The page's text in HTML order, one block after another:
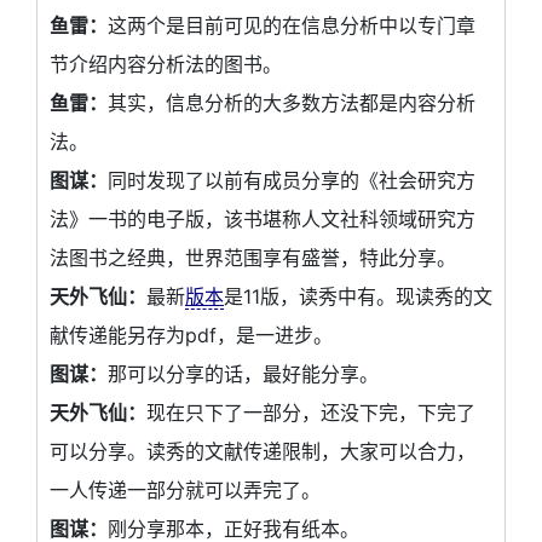
鱼雷： 这两个是目前可见的在信息分析中以专门章
节介绍内容分析法的图书。
鱼雷： 其实，信息分析的大多数方法都是内容分析
法。
图谋： 同时发现了以前有成员分享的《社会研究方
法》一书的电子版，该书堪称人文社科领域研究方
法图书之经典，世界范围享有盛誉，特此分享。
天外飞仙： 最新版本是11版，读秀中有。现读秀的文
献传递能另存为pdf，是一进步。
图谋： 那可以分享的话，最好能分享。
天外飞仙： 现在只下了一部分，还没下完，下完了
可以分享。读秀的文献传递限制，大家可以合力，
一人传递一部分就可以弄完了。
图谋： 刚分享那本，正好我有纸本。